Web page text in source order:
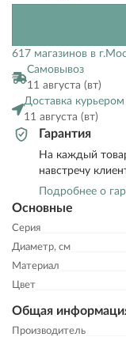
Основные
Серия
Диаметр, см
Материал
Цвет
Общая
Производитель
617 магазинов в
Самовывоз
11 августа (вт)
Доставка курьером
11 августа (вт)
Гарантия
На каждый
навстречу
Подробнее о